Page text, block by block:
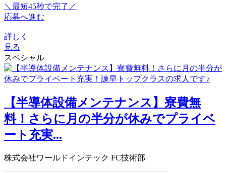
＼最短45秒で完了／
応募へ進む
詳しく
見る
スペシャル
【半導体設備メンテナンス】寮費無
料！さらに月の半分が休みでプライベ
ート充実...
株式会社ワールドインテック FC技術部